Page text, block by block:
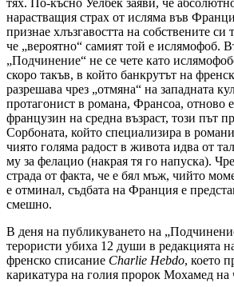
тях. По-късно Уелбек заяви, че
нарастващия страх от исляма във
признае хлъзгавостта на собствените
че „вероятно“ самият той е ислямофоб.
„Подчинение“ не се чете като
скоро такъв, в който банкрутът на
разрешава чрез „отмяна“ на западната
протагонист в романа, Франсоа, отново
французин на средна възраст, този път
Сорбоната, който специализира в
чиято голяма радост в живота идва от
му за фелацио (накрая тя го напуска).
страда от факта, че е бял мъж, чийто
е отминал, съдбата на Франция е
смешно.
В деня на публикуването на
терористи убиха 12 души в редакцията
френско списание Charlie Hebdo, което
карикатура на голия пророк Мохамед на